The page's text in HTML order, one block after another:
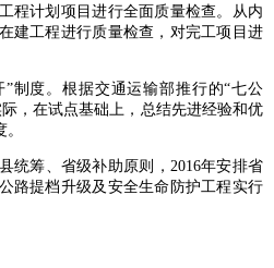
程计划项目进行全面质量检查。从内
建工程进行质量检查，对完工项目进
度。根据交通运输部推行的“七公
，在试点基础上，总结先进经验和优
筹、省级补助原则，2016年安排省
路提档升级及安全生命防护工程实行